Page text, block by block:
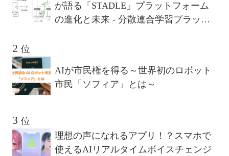
が語る「STADLE」プラットフォーム
の進化と未来 - 分散連合学習プラット
位
AIが市民権を得る～世界初のロボット
市民「ソフィア」とは～
位
理想の声になれるアプリ！？スマホで
使えるAIリアルタイムボイスチェンジ